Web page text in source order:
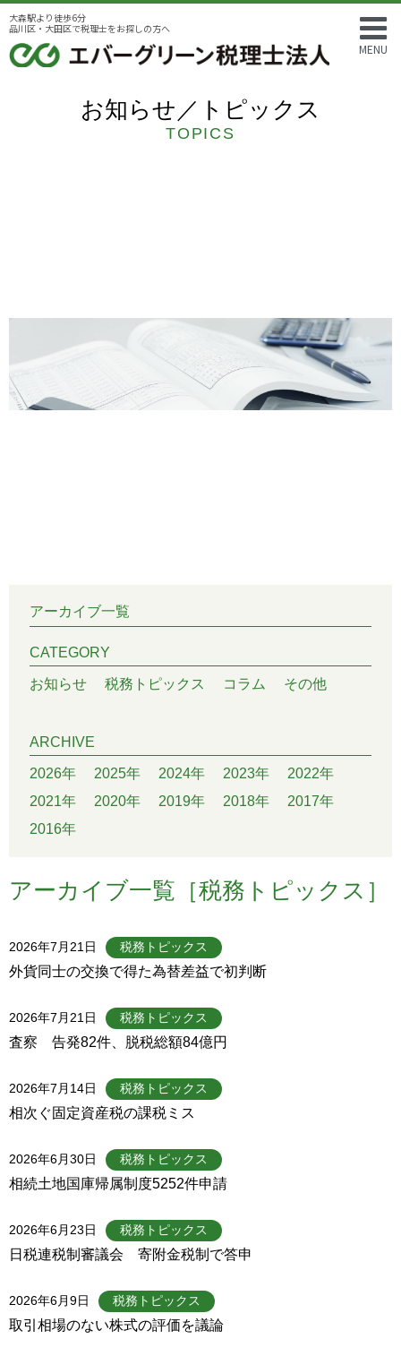
MENU
大森駅より徒歩6分
品川区・大田区で税理士をお探しの方へ
お知らせ／トピックス
TOPICS
アーカイブ一覧
CATEGORY
お知らせ 税務トピックス コラム その他
ARCHIVE
2026年 2025年 2024年 2023年
2022年
2021年
2020年 2019年 2018年
2017年
2016年
アーカイブ一覧［税務トピックス］
2026年7月21日 税務トピックス
外貨同士の交換で得た為替差益で初判断
2026年7月21日 税務トピックス
査察 告発82件、脱税総額84億円
2026年7月14日 税務トピックス
相次ぐ固定資産税の課税ミス
2026年6月30日 税務トピックス
相続土地国庫帰属制度5252件申請
2026年6月23日 税務トピックス
日税連税制審議会 寄附金税制で答申
2026年6月9日 税務トピックス
取引相場のない株式の評価を議論